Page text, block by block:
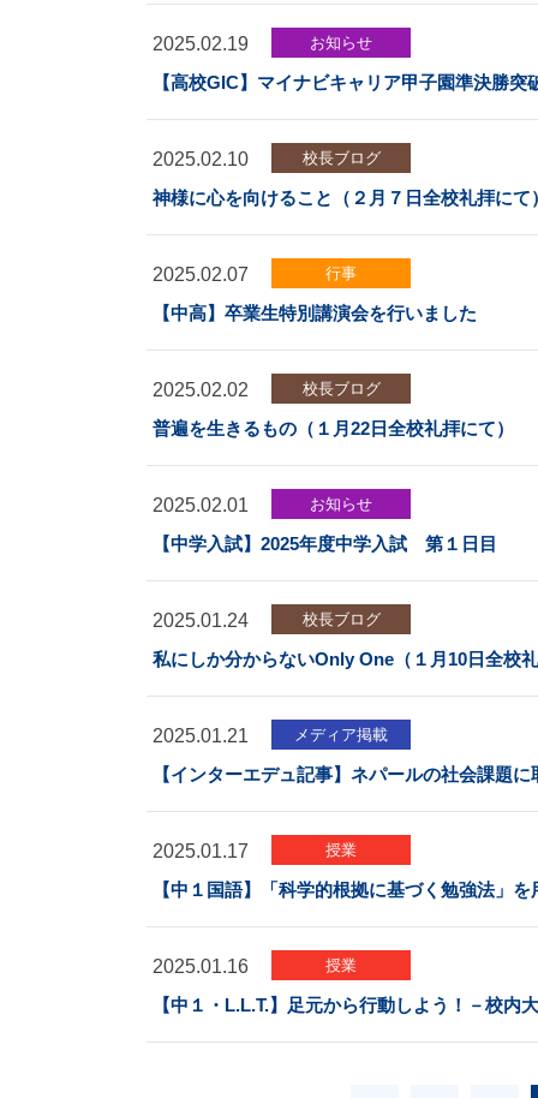
2025.02.19 お知らせ
【高校GIC】マイナビキャリア甲子園準決勝突
2025.02.10 校長ブログ
神様に心を向けること（２月７日全校礼拝にて
2025.02.07 行事
【中高】卒業生特別講演会を行いました
2025.02.02 校長ブログ
普遍を生きるもの（１月22日全校礼拝にて）
2025.02.01 お知らせ
【中学入試】2025年度中学入試 第１日目
2025.01.24 校長ブログ
私にしか分からないOnly One（１月10日全校
2025.01.21 メディア掲載
【インターエデュ記事】ネパールの社会課題
2025.01.17 授業
【中１国語】「科学的根拠に基づく勉強法」
2025.01.16 授業
【中１・L.L.T.】足元から行動しよう！－校内